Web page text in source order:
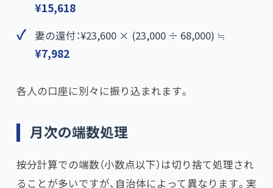
¥15,618
妻の還付：¥23,600 × (23,000 ÷ 68,000) ≒
¥7,982
各人の口座に別々に振り込まれます。
月次の端数処理
按分計算での端数（小数点以下）は切り捨て処理され
ることが多いですが、自治体によって異なります。実